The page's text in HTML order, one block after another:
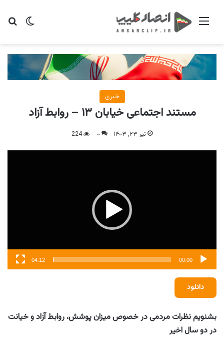
تغییر منو
خبری
مستند اجتماعی خیابان ۱۳ – روابط آزاد
تیر ۲۳, ۱۴۰۳ ۰ 224
نمایشگر
00:00
04:12
دانلود
بشنویم نظرات مردمی در خصوص میزان پوشش، روابط آزاد و خیانت
در دو سال اخیر